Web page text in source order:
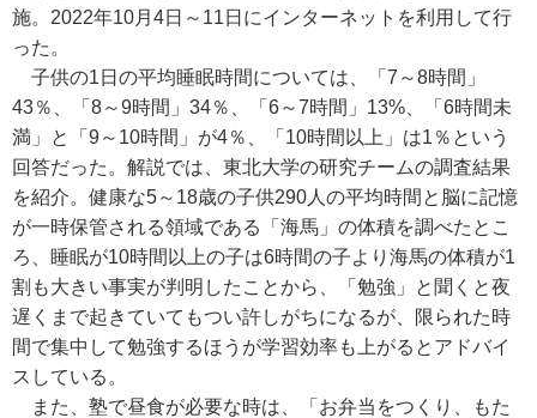
施。2022年10月4日～11日にインターネットを利用して行
った。
子供の1日の平均睡眠時間については、「7～8時間」
43％、「8～9時間」34％、「6～7時間」13%、「6時間未
満」と「9～10時間」が4％、「10時間以上」は1％という
回答だった。解説では、東北大学の研究チームの調査結果
を紹介。健康な5～18歳の子供290人の平均時間と脳に記憶
が一時保管される領域である「海馬」の体積を調べたとこ
ろ、睡眠が10時間以上の子は6時間の子より海馬の体積が1
割も大きい事実が判明したことから、「勉強」と聞くと夜
遅くまで起きていてもつい許しがちになるが、限られた時
間で集中して勉強するほうが学習効率も上がるとアドバイ
スしている。
また、塾で昼食が必要な時は、「お弁当をつくり、もた